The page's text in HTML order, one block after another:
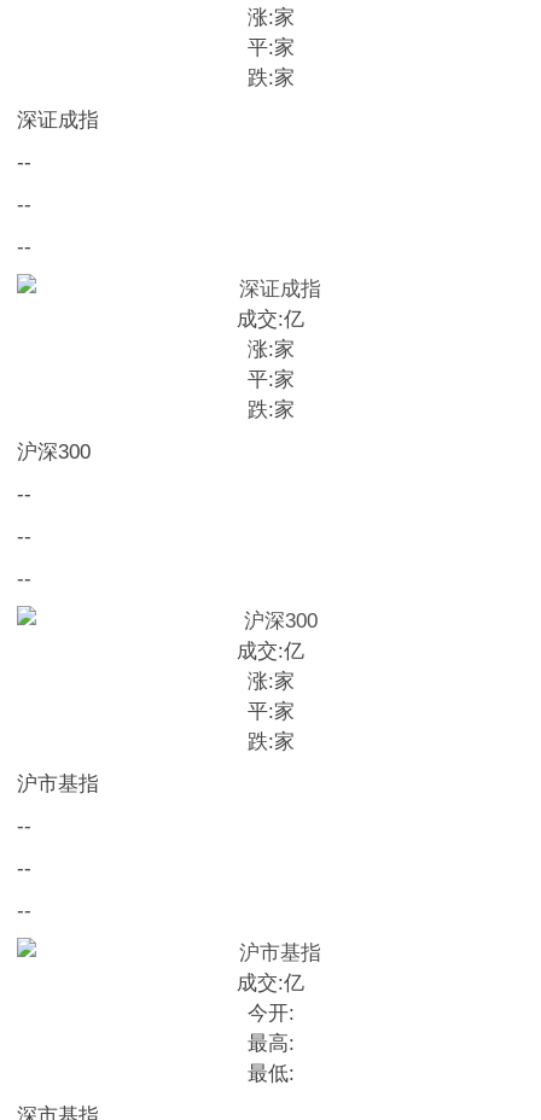
涨:家
平:家
跌:家
深证成指
--
--
--
成交:亿
涨:家
平:家
跌:家
沪深300
--
--
--
成交:亿
涨:家
平:家
跌:家
沪市基指
--
--
--
成交:亿
今开:
最高:
最低:
深市基指